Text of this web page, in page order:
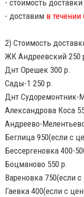
- стоимость доставки
- доставим в
2) Стоимость
ЖК Андреевский 250
Днт Орешек 300 р.
Сады-1 250 р.
Днт Судоремонтник-
Александрова Коса
Андреево-
Беглица 950(если с
Бессергеновка 400-
Боцманово 550 р.
Вареновка 750(если с
Гаевка 400(если с